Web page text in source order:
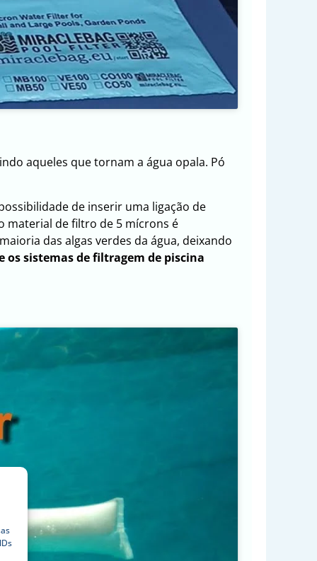
aqueles que tornam a água opala. Pó
de inserir uma ligação de
material de filtro de 5 mícrons é
das algas verdes da água, deixando
os sistemas de filtragem de piscina